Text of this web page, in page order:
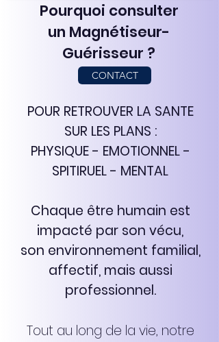
Pourquoi consulter
un Magnétiseur-
Guérisseur ?
CONTACT
POUR RETROUVER LA SANTE
SUR LES PLANS :
PHYSIQUE - EMOTIONNEL -
SPITIRUEL - MENTAL
Chaque être humain est
impacté par son vécu,
son environnement familial,
affectif, mais aussi
professionnel.
Tout au long de la vie, notre